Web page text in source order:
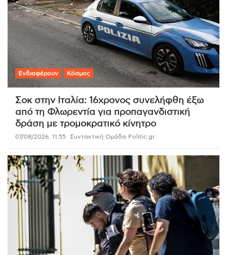
Ενδιαφέρουν Κόσμος
Σοκ στην Ιταλία: 16χρονος συνελήφθη έξω
από τη Φλωρεντία για προπαγανδιστική
δράση με τρομοκρατικό κίνητρο
07/08/2026, 11:55 Συντακτική Ομάδα Politic.gr